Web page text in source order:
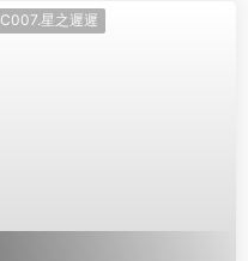
C007.星之遲遲